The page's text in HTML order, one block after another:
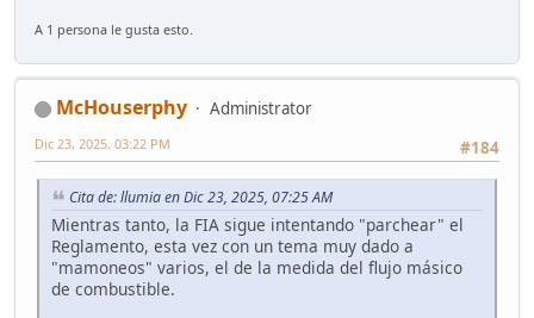
A 1 persona le gusta esto.
McHouserphy
Administrator
#184
Dic 23, 2025, 03:22 PM
Cita de: llumia en Dic 23, 2025, 07:25 AM
Mientras tanto, la FIA sigue intentando "parchear" el
Reglamento, esta vez con un tema muy dado a
"mamoneos" varios, el de la medida del flujo másico
de combustible.